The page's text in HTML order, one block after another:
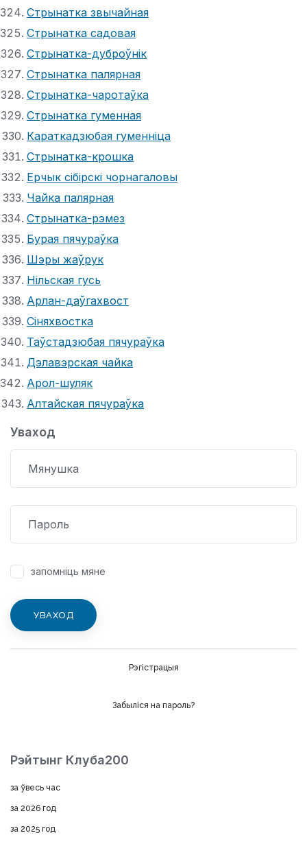
Уваход
запомніць мяне
Рэгістрацыя
Забыліся на пароль?
Рэйтынг Клуба200
за ўвесь час
за 2026 год
за 2025 год
Стрынатка звычайная
Стрынатка садовая
Стрынатка-дуброўнік
Стрынатка палярная
Стрынатка-чаротаўка
Стрынатка гуменная
Караткадзюбая гуменніца
Стрынатка-крошка
Ерчык сібірскі чорнагаловы
Чайка палярная
Стрынатка-рэмез
Бурая пячураўка
Шэры жаўрук
Нільская гусь
Арлан-даўгахвост
Сіняхвостка
Таўстадзюбая пячураўка
Дэлавэрская чайка
Арол-шуляк
Алтайская пячураўка